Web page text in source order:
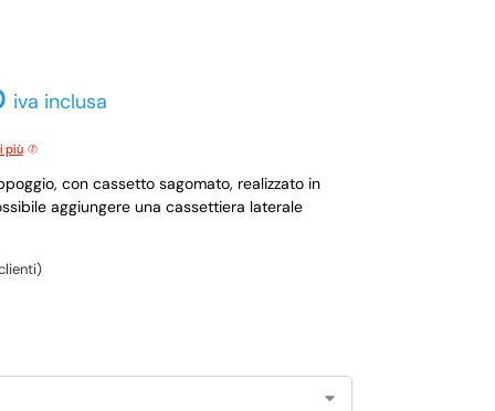
iva inclusa
più
con cassetto sagomato, realizzato in
aggiungere una cassettiera laterale